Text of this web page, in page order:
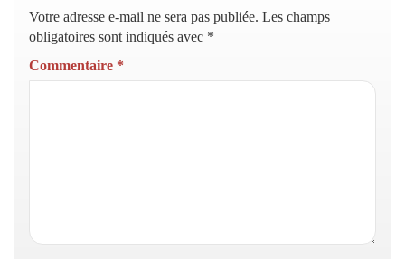
Votre adresse e-mail ne sera pas publiée. Les champs
obligatoires sont indiqués avec *
Commentaire *